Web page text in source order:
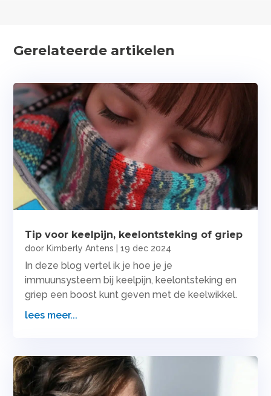
Gerelateerde artikelen
Tip voor keelpijn, keelontsteking of griep
door Kimberly Antens |19 dec 2024
In deze blog vertel ik je hoe je je
immuunsysteem bij keelpijn, keelontsteking en
griep een boost kunt geven met de keelwikkel.
lees meer...